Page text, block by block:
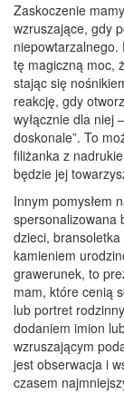
Zaskoczenie
wzruszające, gdy
tę magiczną moc,
stając się
reakcję, gdy
wyłącznie dla niej
doskonale”. To
filiżanka z
będzie jej
Innym pomysłem
spersonalizowana
dzieci,
kamieniem
grawerunek, to
mam, które cenią
lub portret
dodaniem imion
wzruszającym
jest obserwacja i
czasem